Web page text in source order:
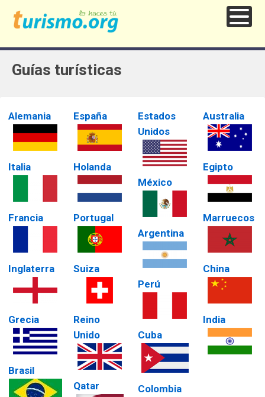
Guías turísticas
Alemania
Italia
Francia
Inglaterra
Grecia
Brasil
España
Holanda
Portugal
Suiza
Reino
Unido
Qatar
Estados
Unidos
México
Argentina
Perú
Cuba
Colombia
Australia
Egipto
Marruecos
China
India